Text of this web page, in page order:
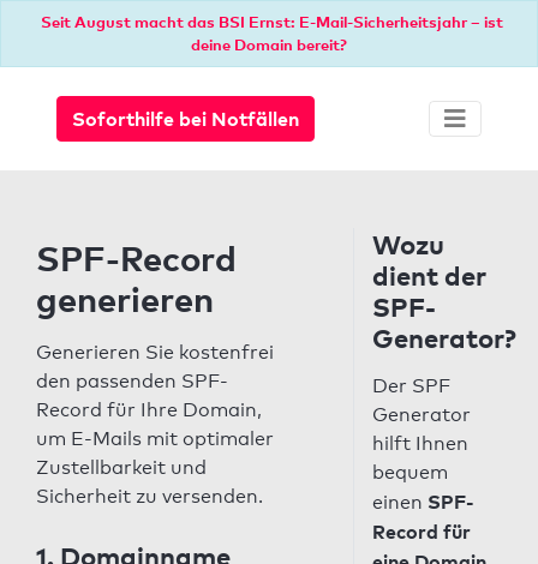
Seit August macht das BSI Ernst: E-Mail-Sicherheitsjahr – ist
deine Domain bereit?
Soforthilfe bei Notfällen
SPF-Record
generieren
Generieren Sie kostenfrei
den passenden SPF-
Record für Ihre Domain,
um E-Mails mit optimaler
Zustellbarkeit und
Sicherheit zu versenden.
1. Domainname
Wozu
dient der
SPF-
Generator?
Der SPF
Generator
hilft Ihnen
bequem
einen SPF-
Record für